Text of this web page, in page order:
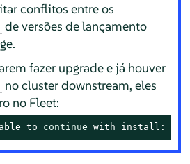
conflitos entre os
de versões de lançamento
fazer upgrade e já houver
no cluster downstream, eles
no Fleet:
to continue with install: Plan